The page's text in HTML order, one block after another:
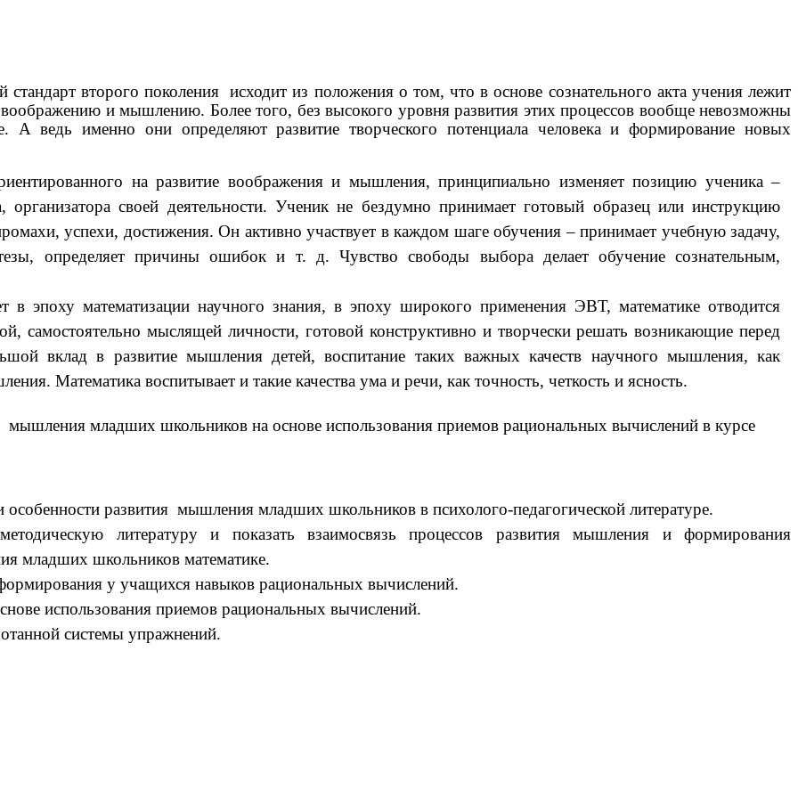
стандарт второго поколения исходит из положения о том, что в основе сознательного акта учения лежит
воображению и мышлению. Более того, без высокого уровня развития этих процессов вообще невозможны
А ведь именно они определяют развитие творческого потенциала человека и формирование новых
на развитие воображения и мышления, принципиально изменяет позицию ученика –
организатора своей деятельности. Ученик не бездумно принимает готовый образец или инструкцию
успехи, достижения. Он активно участвует в каждом шаге обучения – принимает учебную задачу,
определяет причины ошибок и т. д. Чувство свободы выбора делает обучение сознательным,
в эпоху математизации научного знания, в эпоху широкого применения ЭВТ, математике отводится
самостоятельно мыслящей личности, готовой конструктивно и творчески решать возникающие перед
вклад в развитие мышления детей, воспитание таких важных качеств научного мышления, как
Математика воспитывает и такие качества ума и речи, как точность, четкость и ясность.
младших школьников на основе использования приемов рациональных вычислений в курсе
развития мышления младших школьников в психолого-педагогической литературе.
литературу и показать взаимосвязь процессов развития мышления и формирования
младших школьников математике.
у учащихся навыков рациональных вычислений.
использования приемов рациональных вычислений.
системы упражнений.